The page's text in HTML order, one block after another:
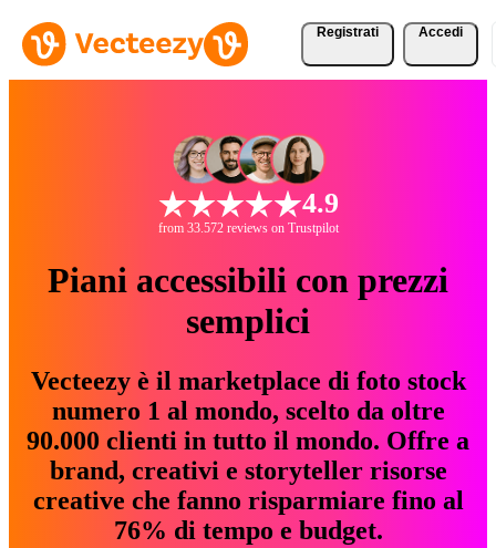
Registrati Accedi
4.9
from 33.572 reviews on Trustpilot
Piani accessibili con prezzi
semplici
Vecteezy è il marketplace di foto stock
numero 1 al mondo, scelto da oltre
90.000 clienti in tutto il mondo. Offre a
brand, creativi e storyteller risorse
creative che fanno risparmiare fino al
76% di tempo e budget.